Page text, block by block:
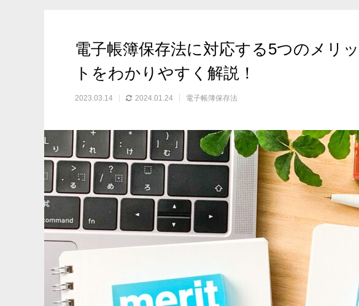
法対応が遅れた場合の対応策も解説！
2024.01.10
置』”相当の理由”に該当する2
解説！
2023.08.04
電子帳簿保存法に対応する5つのメリ
トをわかりやすく解説！
2023.03.14 2024.01.24 電子帳簿保存法